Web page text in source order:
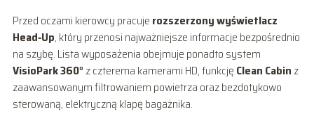
Przed oczami kierowcy pracuje rozszerzony wyświetlacz
Head‑Up, który przenosi najważniejsze informacje bezpośrednio
na szybę. Lista wyposażenia obejmuje ponadto system
VisioPark 360° z czterema kamerami HD, funkcję Clean Cabin z
zaawansowanym filtrowaniem powietrza oraz bezdotykowo
sterowaną, elektryczną klapę bagażnika.